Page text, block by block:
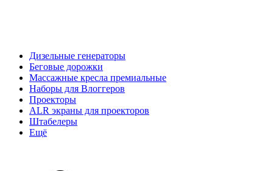
Дизельные генераторы
Беговые дорожки
Массажные кресла премиальные
Наборы для Влоггеров
Проекторы
ALR экраны для проекторов
Штабелеры
Ещё